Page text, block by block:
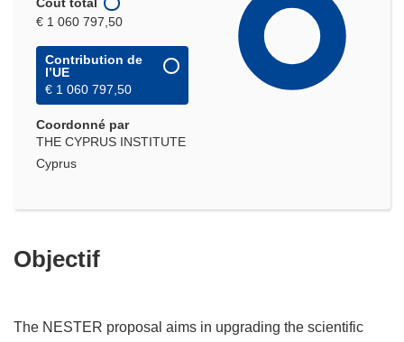
Coût total
€ 1 060 797,50
Contribution de
l’UE
€ 1 060 797,50
Coordonné par
THE CYPRUS INSTITUTE
Cyprus
Objectif
The NESTER proposal aims in upgrading the scientific